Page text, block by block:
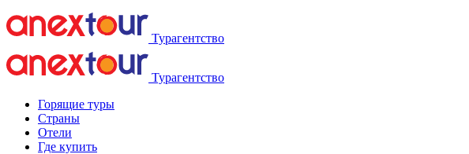
Турагентство
Турагентство
Горящие туры
Страны
Отели
Где купить